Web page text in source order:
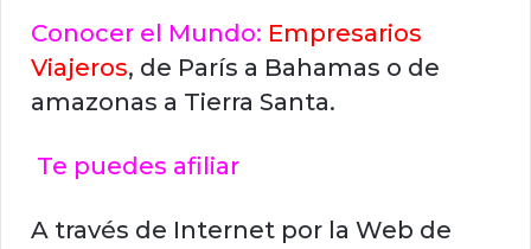
Conocer el Mundo: Empresarios
Viajeros, de París a Bahamas o de
amazonas a Tierra Santa.
Te puedes afiliar
A través de Internet por la Web de